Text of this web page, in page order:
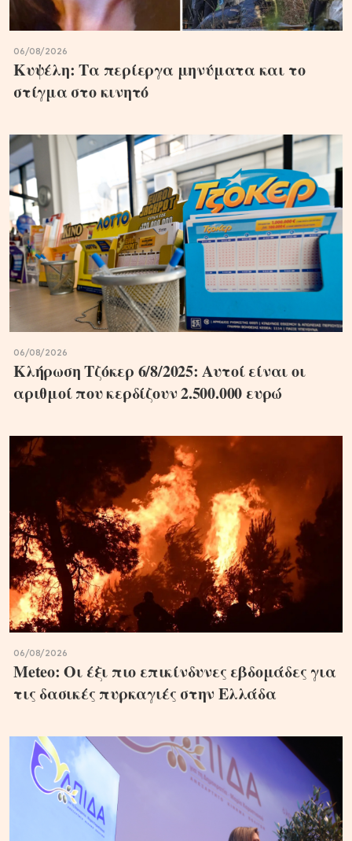
06/08/2026
Κυψέλη: Τα περίεργα μηνύματα και το
στίγμα στο κινητό
06/08/2026
Κλήρωση Τζόκερ 6/8/2025: Αυτοί είναι οι
αριθμοί που κερδίζουν 2.500.000 ευρώ
06/08/2026
Meteo: Οι έξι πιο επικίνδυνες εβδομάδες για
τις δασικές πυρκαγιές στην Ελλάδα